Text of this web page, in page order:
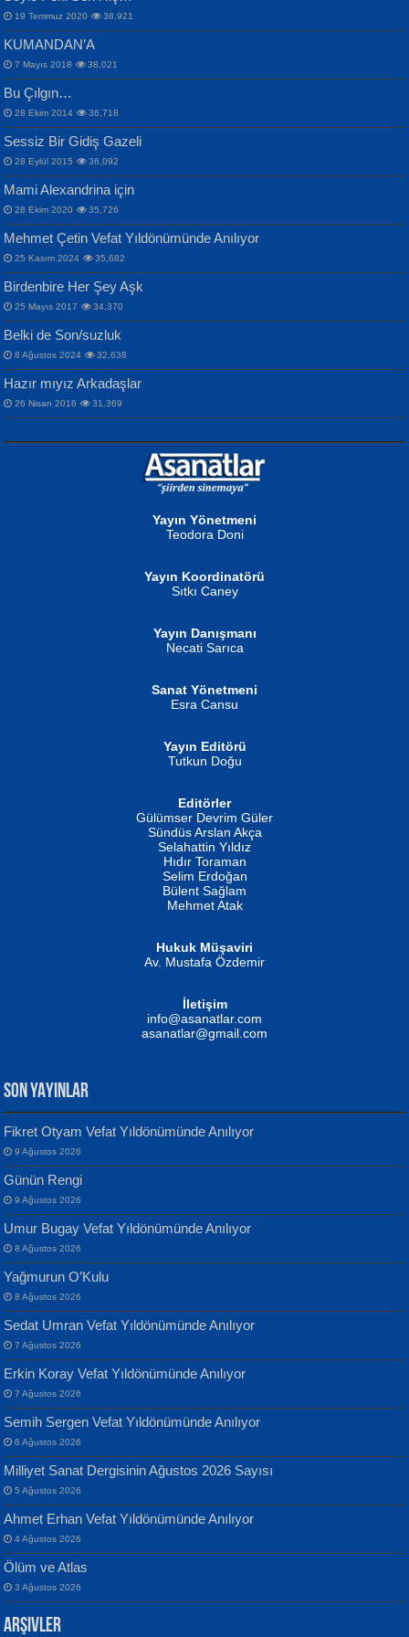
İPEK ACAR SERT
Gazze’nin Şecaati, Ümmetin İmtihanı...
MAHMUT GÜRBÜZ
İbrahim Olmak ve Bitirebilmek...
NURAN KÖSE BAYDAR
İSMAİL OKUTAN
Erkeklerin Kahrolması Ne Demektir
MUSTAFA KELOĞLU
Yarına İz Bırakmak...
ATİLLA ÖZEN
Sultan Olmadan Önce Eyüp...
EKREM KARABABA
Selahattin Yıldız
İdrakimle Üşürken...
Songül Özel
Mahzen...
Ben Deniz Değilim ki...
Evvel Zaman Tanrıçası...
Yılmaz Ekinci
Geceye Söylenen...
Banu Sancak
Defterimden İçeri...
İsmail Aydos
İnkisar...
ERDEM BAYAZIT
Sana, Bana, Vatanıma, Ülkemin
İnsanlarına Dair...
NAZIM HİKMET RAN
Bir Cezaevinde, Tecritteki Adamın
Mektupları...
19 Temmuz 2020 38,921
KUMANDAN’A
7 Mayıs 2018 38,021
Bu Çılgın…
28 Ekim 2014 36,718
Sessiz Bir Gidiş Gazeli
28 Eylül 2015 36,092
Mami Alexandrina için
28 Ekim 2020 35,726
Mehmet Çetin Vefat Yıldönümünde Anılıyor
25 Kasım 2024 35,682
Birdenbire Her Şey Aşk
25 Mayıs 2017 34,370
Belki de Son/suzluk
8 Ağustos 2024 32,638
Hazır mıyız Arkadaşlar
26 Nisan 2016 31,369
Yayın Yönetmeni
Teodora Doni
Yayın Koordinatörü
Sıtkı Caney
Yayın Danışmanı
Necati Sarıca
Sanat Yönetmeni
Esra Cansu
Yayın Editörü
Tutkun Doğu
Editörler
Gülümser Devrim Güler
Sündüs Arslan Akça
Selahattin Yıldız
Hıdır Toraman
Selim Erdoğan
Bülent Sağlam
Mehmet Atak
Hukuk Müşaviri
Av. Mustafa Özdemir
İletişim
info@asanatlar.com
asanatlar@gmail.com
SON YAYINLAR
Fikret Otyam Vefat Yıldönümünde Anılıyor
9 Ağustos 2026
Günün Rengi
9 Ağustos 2026
Umur Bugay Vefat Yıldönümünde Anılıyor
8 Ağustos 2026
Yağmurun O’Kulu
8 Ağustos 2026
Sedat Umran Vefat Yıldönümünde Anılıyor
7 Ağustos 2026
Erkin Koray Vefat Yıldönümünde Anılıyor
7 Ağustos 2026
Semih Sergen Vefat Yıldönümünde Anılıyor
6 Ağustos 2026
Milliyet Sanat Dergisinin Ağustos 2026 Sayısı
5 Ağustos 2026
Ahmet Erhan Vefat Yıldönümünde Anılıyor
4 Ağustos 2026
Ölüm ve Atlas
3 Ağustos 2026
Arşivler